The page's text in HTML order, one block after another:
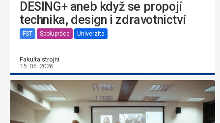
DESING+ aneb když se propojí
technika, design i zdravotnictví
FST Spolupráce Univerzita
Fakulta strojní
15. 05. 2026